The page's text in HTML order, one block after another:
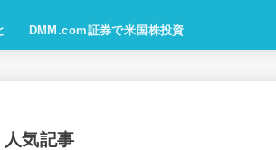
グ DMM.com証券で米国株投資
人気記事